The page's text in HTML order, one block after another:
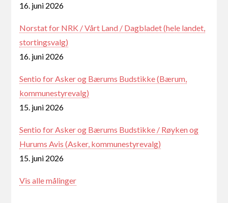
16. juni 2026
Norstat for NRK / Vårt Land / Dagbladet (hele landet,
stortingsvalg)
16. juni 2026
Sentio for Asker og Bærums Budstikke (Bærum,
kommunestyrevalg)
15. juni 2026
Sentio for Asker og Bærums Budstikke / Røyken og
Hurums Avis (Asker, kommunestyrevalg)
15. juni 2026
Vis alle målinger